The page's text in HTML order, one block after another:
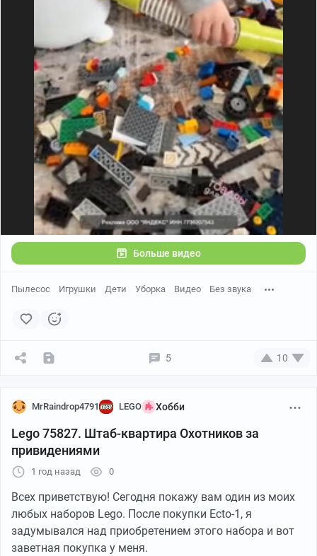
Больше видео
Пылесос Игрушки Дети Уборка Видео Без звука
5 10
MrRaindrop4791 LEGO Хобби
Lego 75827. Штаб-квартира Охотников за
привидениями
1 год назад 0
Всех приветствую! Сегодня покажу вам один из моих
любых наборов Lego. После покупки Ecto-1, я
задумывался над приобретением этого набора и вот
заветная покупка у меня.